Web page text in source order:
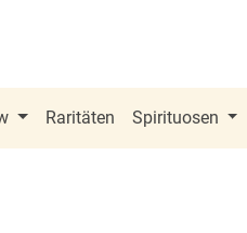
Raritäten Spirituosen